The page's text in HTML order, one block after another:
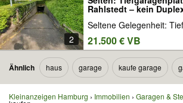
2
Rahlstedt – kein
Seltene Gelegenheit:
21.500 € VB
Ähnlich haus garage kaufe garage
Kleinanzeigen Hamburg Immobilien Garagen &